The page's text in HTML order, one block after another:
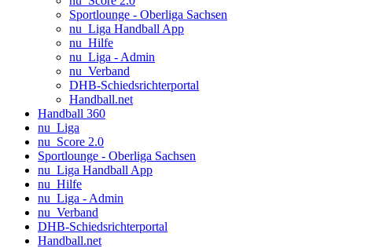
Sportlounge - Oberliga Sachsen
nu_Liga Handball App
nu_Hilfe
nu_Liga - Admin
nu_Verband
DHB-Schiedsrichterportal
Handball.net
Handball 360
nu_Liga
nu_Score 2.0
Sportlounge - Oberliga Sachsen
nu_Liga Handball App
nu_Hilfe
nu_Liga - Admin
nu_Verband
DHB-Schiedsrichterportal
Handball.net